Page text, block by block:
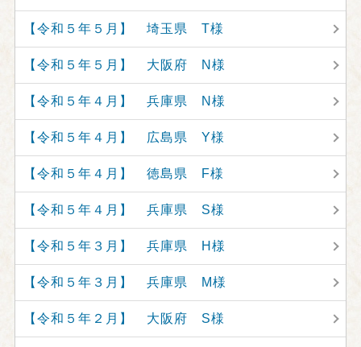
【令和５年５月】 埼玉県 T様
【令和５年５月】 大阪府 N様
【令和５年４月】 兵庫県 N様
【令和５年４月】 広島県 Y様
【令和５年４月】 徳島県 F様
【令和５年４月】 兵庫県 S様
【令和５年３月】 兵庫県 H様
【令和５年３月】 兵庫県 M様
【令和５年２月】 大阪府 S様